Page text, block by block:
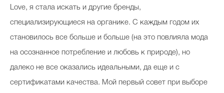
Love, я стала искать и другие бренды,
специализирующиеся на органике. С каждым годом их
становилось все больше и больше (на это повлияла мода
на осознанное потребление и любовь к природе), но
далеко не все оказались идеальными, да еще и с
сертификатами качества. Мой первый совет при выборе